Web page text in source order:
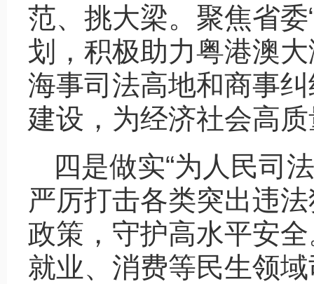
范、挑大梁。聚焦省委
划，积极助力粤港澳
海事司法高地和商事
建设，为经济社会高
四是做实“为人民司
严厉打击各类突出违
政策，守护高水平安
就业、消费等民生领